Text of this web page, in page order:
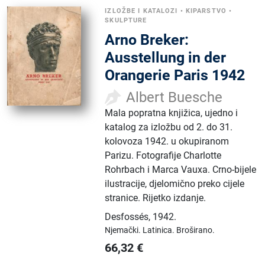
IZLOŽBE I KATALOZI • KIPARSTVO •
SKULPTURE
Arno Breker:
Ausstellung in der
Orangerie Paris 1942
Albert Buesche
Mala popratna knjižica, ujedno i
katalog za izložbu od 2. do 31.
kolovoza 1942. u okupiranom
Parizu. Fotografije Charlotte
Rohrbach i Marca Vauxa. Crno-bijele
ilustracije, djelomično preko cijele
stranice. Rijetko izdanje.
Desfossés, 1942.
Njemački. Latinica. Broširano.
66,32 €